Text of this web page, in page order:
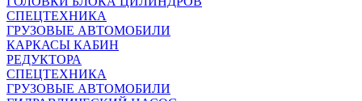
СПЕЦТЕХНИКА
ГРУЗОВЫЕ АВТОМОБИЛИ
КАРКАСЫ КАБИН
РЕДУКТОРА
СПЕЦТЕХНИКА
ГРУЗОВЫЕ АВТОМОБИЛИ